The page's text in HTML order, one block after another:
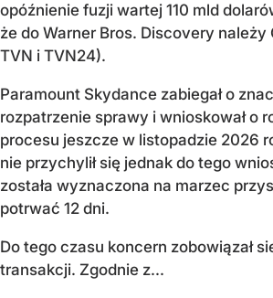
opóźnienie fuzji wartej 110 mld
że do Warner Bros. Discovery należy
TVN i TVN24).
Paramount Skydance zabiegał o
rozpatrzenie sprawy i wnioskował o
procesu jeszcze w listopadzie 2026
nie przychylił się jednak do tego
została wyznaczona na marzec
potrwać 12 dni.
Do tego czasu koncern zobowiązał
transakcji. Zgodnie z...